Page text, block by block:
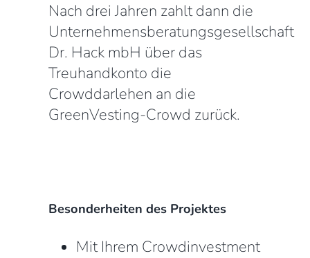
Nach drei Jahren zahlt dann die
Unternehmensberatungsgesellschaft
Dr. Hack mbH über das
Treuhandkonto die
Crowddarlehen an die
GreenVesting-Crowd zurück.
Besonderheiten des Projektes
Mit Ihrem Crowdinvestment